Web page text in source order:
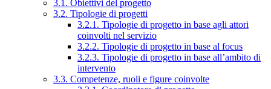
3.1. Obiettivi del progetto
3.2. Tipologie di progetti
3.2.1. Tipologie di progetto in base agli attori
coinvolti nel servizio
3.2.2. Tipologie di progetto in base al focus
3.2.3. Tipologie di progetto in base all’ambito di
intervento
3.3. Competenze, ruoli e figure coinvolte